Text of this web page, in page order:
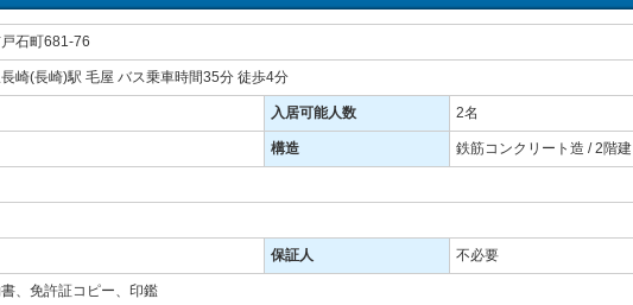
石町681-76
長崎(長崎)駅 毛屋 バス乗車時間35分 徒歩4分
入居可能人数 2名
構造 鉄筋コンクリート造 / 2階建
保証人 不必要
、免許証コピー、印鑑